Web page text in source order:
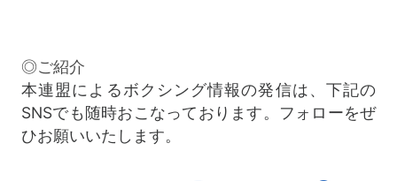
◎ご紹介
本連盟によるボクシング情報の発信は、下記の
SNSでも随時おこなっております。フォローをぜ
ひお願いいたします。